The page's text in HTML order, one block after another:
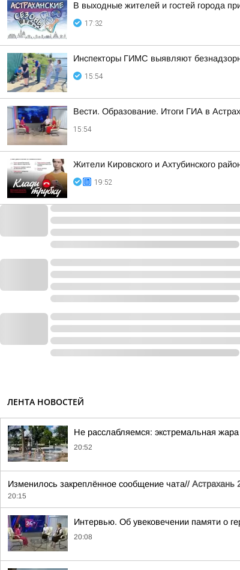
В выходные жителей и гостей города
17:32
Инспекторы ГИМС выявляют
15:54
Вести. Образование. Итоги ГИА в
15:54
Жители Кировского и Ахтубинского
19:52
ЛЕНТА НОВОСТЕЙ
Не расслабляемся: экстремальная
20:52
Изменилось закреплённое сообщение чата// Астрахань
20:15
Интервью. Об увековечении памяти о
20:08